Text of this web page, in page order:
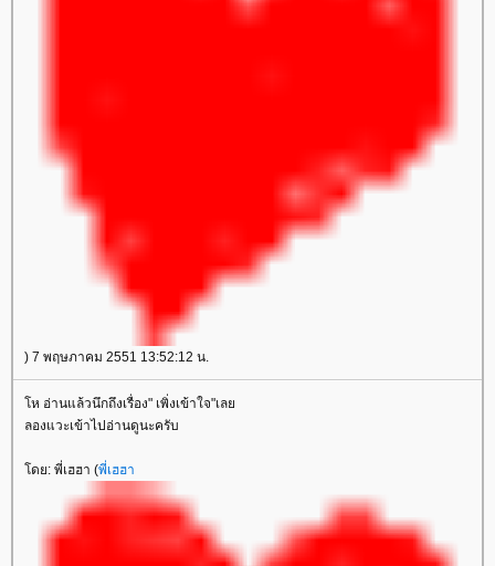
) 7 พฤษภาคม 2551 13:52:12 น.
ห อ่านแล้วนึกถึงเรื่อง" เพิ่งเข้าใจ"เล
ลองแวะเข้าไปอ่านดูนะครับ
ดย: พี่เฮฮา (พี่เฮฮา